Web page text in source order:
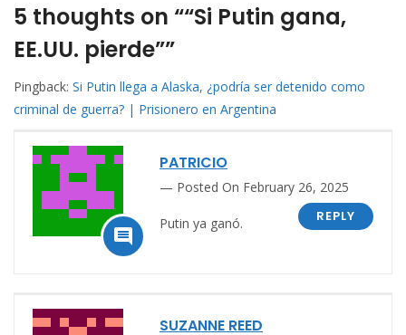
5 thoughts on ““Si Putin gana,
EE.UU. pierde””
Pingback: Si Putin llega a Alaska, ¿podría ser detenido como
criminal de guerra? | Prisionero en Argentina

PATRICIO
Posted On February 26, 2025
REPLY
Putin ya ganó.
SUZANNE REED